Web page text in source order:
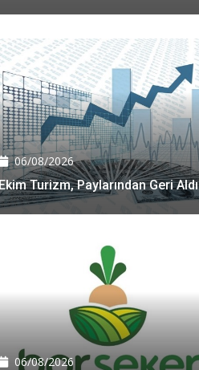
06/08/2026
Ekim Turizm, Paylarından Geri Aldı
06/08/2026